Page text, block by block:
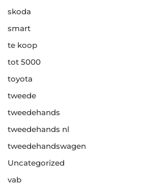
skoda
smart
te koop
tot 5000
toyota
tweede
tweedehands
tweedehands nl
tweedehandswagen
Uncategorized
vab